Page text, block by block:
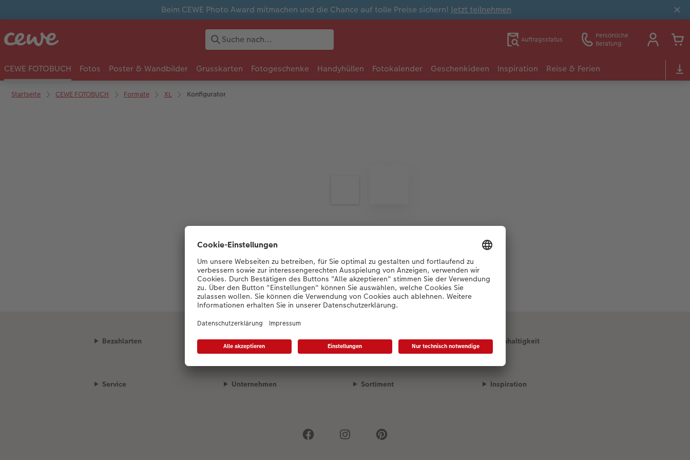
Beim CEWE Photo Award mitmachen und die Chance auf tolle Preise sichern!Jetzt teilnehmen
Auftragsstatus
Persönliche
Beratung
CEWE FOTOBUCH Fotos Poster & Wandbilder Grusskarten Fotogeschenke Handyhüllen Fotokalender Geschenkideen Inspiration Reise & Ferien
Startseite CEWE FOTOBUCH Formate XL Konfigurator
Konfigurator wird geladen...
Bezahlarten Unsere Versandpartner Qualität & Sicherheit Nachhaltigkeit
Service Unternehmen Sortiment Inspiration